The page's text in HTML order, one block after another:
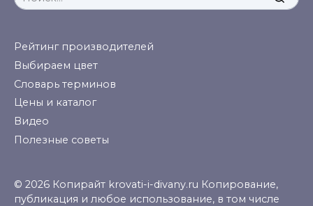
for:
Рейтинг производителей
Выбираем цвет
Словарь терминов
Цены и каталог
Видео
Полезные советы
© 2026 Копирайт krovati-i-divany.ru Копирование,
публикация и любое использование, в том числе